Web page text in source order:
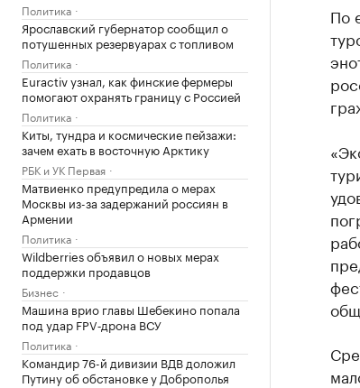
Политика
Ярославский губернатор сообщил о
потушенных резервуарах с топливом
Политика
Euractiv узнал, как финские фермеры
помогают охранять границу с Россией
Политика
Киты, тундра и космические пейзажи:
зачем ехать в восточную Арктику
РБК и УК Первая
Матвиенко предупредила о мерах
Москвы из-за задержаний россиян в
Армении
Политика
Wildberries объявил о новых мерах
поддержки продавцов
Бизнес
Машина врио главы Шебекино попала
под удар FPV‑дрона ВСУ
Политика
Командир 76-й дивизии ВДВ доложил
Путину об обстановке у Доброполья
По